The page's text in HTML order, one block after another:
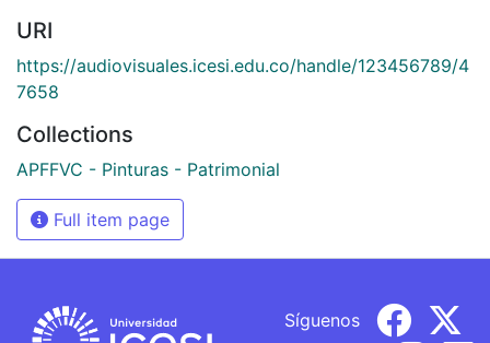
URI
https://audiovisuales.icesi.edu.co/handle/123456789/4
7658
Collections
APFFVC - Pinturas - Patrimonial
Full item page
Síguenos